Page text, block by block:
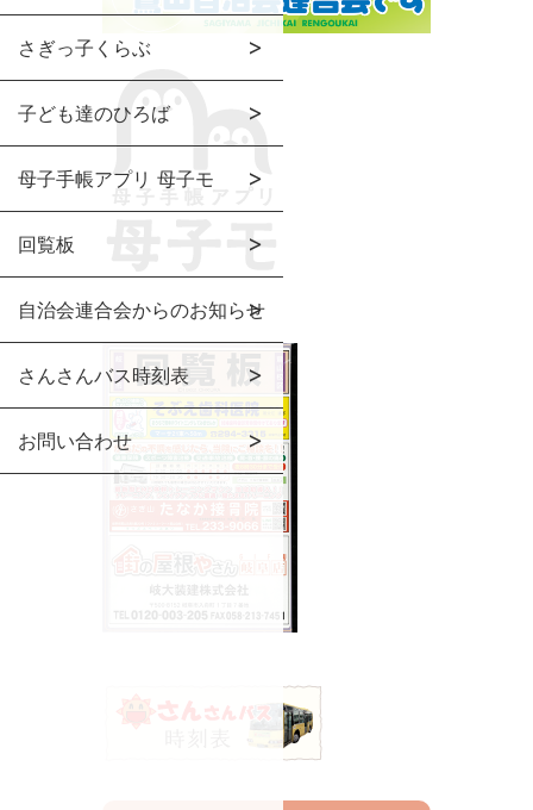
さぎっ子くらぶ
子ども達のひろば
母子手帳アプリ 母子モ
回覧板
自治会連合会からのお知らせ
さんさんバス時刻表
お問い合わせ